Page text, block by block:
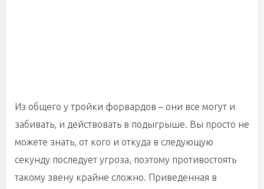
Из общего у тройки форвардов – они все могут и
забивать, и действовать в подыгрыше. Вы просто не
можете знать, от кого и откуда в следующую
секунду последует угроза, поэтому противостоять
такому звену крайне сложно. Приведенная в